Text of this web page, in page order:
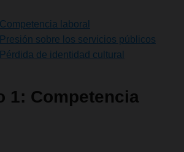
laboral
sobre los servicios públicos
de identidad cultural
1: Competencia